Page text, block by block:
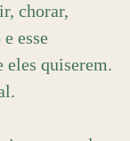
chorar,
esse
quiserem.